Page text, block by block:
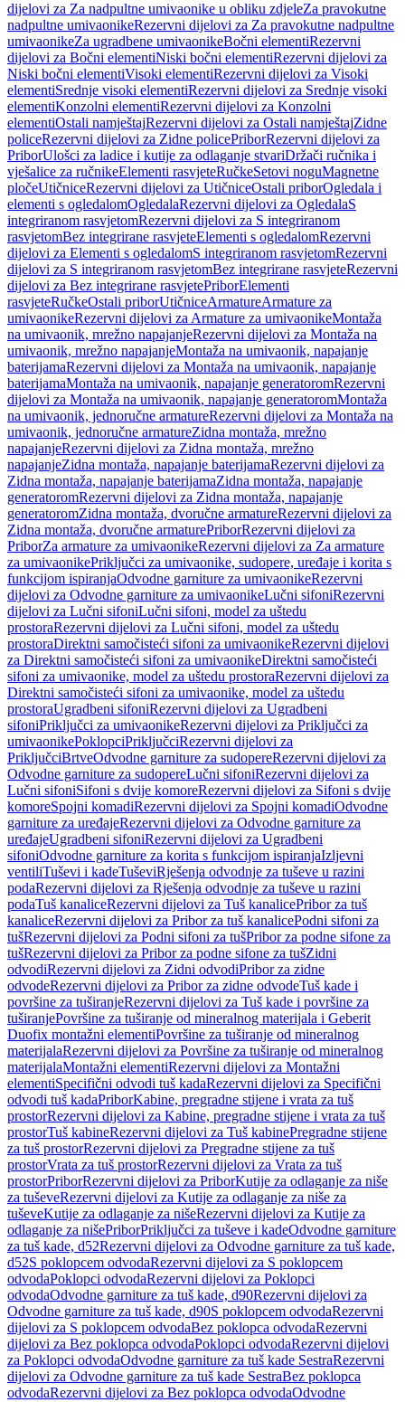
dijelovi za Za nadpultne umivaonike u obliku zdjeleZa pravokutne
nadpultne umivaonikeRezervni dijelovi za Za pravokutne nadpultne
umivaonikeZa ugradbene umivaonikeBočni elementiRezervni
dijelovi za Bočni elementiNiski bočni elementiRezervni dijelovi za
Niski bočni elementiVisoki elementiRezervni dijelovi za Visoki
elementiSrednje visoki elementiRezervni dijelovi za Srednje visoki
elementiKonzolni elementiRezervni dijelovi za Konzolni
elementiOstali namještajRezervni dijelovi za Ostali namještajZidne
policeRezervni dijelovi za Zidne policePriborRezervni dijelovi za
PriborUlošci za ladice i kutije za odlaganje stvariDržači ručnika i
vješalice za ručnikeElementi rasvjeteRučkeSetovi noguMagnetne
pločeUtičniceRezervni dijelovi za UtičniceOstali priborOgledala i
elementi s ogledalomOgledalaRezervni dijelovi za OgledalaS
integriranom rasvjetomRezervni dijelovi za S integriranom
rasvjetomBez integrirane rasvjeteElementi s ogledalomRezervni
dijelovi za Elementi s ogledalomS integriranom rasvjetomRezervni
dijelovi za S integriranom rasvjetomBez integrirane rasvjeteRezervni
dijelovi za Bez integrirane rasvjetePriborElementi
rasvjeteRučkeOstali priborUtičniceArmatureArmature za
umivaonikeRezervni dijelovi za Armature za umivaonikeMontaža
na umivaonik, mrežno napajanjeRezervni dijelovi za Montaža na
umivaonik, mrežno napajanjeMontaža na umivaonik, napajanje
baterijamaRezervni dijelovi za Montaža na umivaonik, napajanje
baterijamaMontaža na umivaonik, napajanje generatoromRezervni
dijelovi za Montaža na umivaonik, napajanje generatoromMontaža
na umivaonik, jednoručne armatureRezervni dijelovi za Montaža na
umivaonik, jednoručne armatureZidna montaža, mrežno
napajanjeRezervni dijelovi za Zidna montaža, mrežno
napajanjeZidna montaža, napajanje baterijamaRezervni dijelovi za
Zidna montaža, napajanje baterijamaZidna montaža, napajanje
generatoromRezervni dijelovi za Zidna montaža, napajanje
generatoromZidna montaža, dvoručne armatureRezervni dijelovi za
Zidna montaža, dvoručne armaturePriborRezervni dijelovi za
PriborZa armature za umivaonikeRezervni dijelovi za Za armature
za umivaonikePriključci za umivaonike, sudopere, uređaje i korita s
funkcijom ispiranjaOdvodne garniture za umivaonikeRezervni
dijelovi za Odvodne garniture za umivaonikeLučni sifoniRezervni
dijelovi za Lučni sifoniLučni sifoni, model za uštedu
prostoraRezervni dijelovi za Lučni sifoni, model za uštedu
prostoraDirektni samočisteći sifoni za umivaonikeRezervni dijelovi
za Direktni samočisteći sifoni za umivaonikeDirektni samočisteći
sifoni za umivaonike, model za uštedu prostoraRezervni dijelovi za
Direktni samočisteći sifoni za umivaonike, model za uštedu
prostoraUgradbeni sifoniRezervni dijelovi za Ugradbeni
sifoniPriključci za umivaonikeRezervni dijelovi za Priključci za
umivaonikePoklopciPriključciRezervni dijelovi za
PriključciBrtveOdvodne garniture za sudopereRezervni dijelovi za
Odvodne garniture za sudopereLučni sifoniRezervni dijelovi za
Lučni sifoniSifoni s dvije komoreRezervni dijelovi za Sifoni s dvije
komoreSpojni komadiRezervni dijelovi za Spojni komadiOdvodne
garniture za uređajeRezervni dijelovi za Odvodne garniture za
uređajeUgradbeni sifoniRezervni dijelovi za Ugradbeni
sifoniOdvodne garniture za korita s funkcijom ispiranjaIzljevni
ventiliTuševi i kadeTuševiRješenja odvodnje za tuševe u razini
podaRezervni dijelovi za Rješenja odvodnje za tuševe u razini
podaTuš kanaliceRezervni dijelovi za Tuš kanalicePribor za tuš
kanaliceRezervni dijelovi za Pribor za tuš kanalicePodni sifoni za
tušRezervni dijelovi za Podni sifoni za tušPribor za podne sifone za
tušRezervni dijelovi za Pribor za podne sifone za tušZidni
odvodiRezervni dijelovi za Zidni odvodiPribor za zidne
odvodeRezervni dijelovi za Pribor za zidne odvodeTuš kade i
površine za tuširanjeRezervni dijelovi za Tuš kade i površine za
tuširanjePovršine za tuširanje od mineralnog materijala i Geberit
Duofix montažni elementiPovršine za tuširanje od mineralnog
materijalaRezervni dijelovi za Površine za tuširanje od mineralnog
materijalaMontažni elementiRezervni dijelovi za Montažni
elementiSpecifični odvodi tuš kadaRezervni dijelovi za Specifični
odvodi tuš kadaPriborKabine, pregradne stijene i vrata za tuš
prostorRezervni dijelovi za Kabine, pregradne stijene i vrata za tuš
prostorTuš kabineRezervni dijelovi za Tuš kabinePregradne stijene
za tuš prostorRezervni dijelovi za Pregradne stijene za tuš
prostorVrata za tuš prostorRezervni dijelovi za Vrata za tuš
prostorPriborRezervni dijelovi za PriborKutije za odlaganje za niše
za tuševeRezervni dijelovi za Kutije za odlaganje za niše za
tuševeKutije za odlaganje za nišeRezervni dijelovi za Kutije za
odlaganje za nišePriborPriključci za tuševe i kadeOdvodne garniture
za tuš kade, d52Rezervni dijelovi za Odvodne garniture za tuš kade,
d52S poklopcem odvodaRezervni dijelovi za S poklopcem
odvodaPoklopci odvodaRezervni dijelovi za Poklopci
odvodaOdvodne garniture za tuš kade, d90Rezervni dijelovi za
Odvodne garniture za tuš kade, d90S poklopcem odvodaRezervni
dijelovi za S poklopcem odvodaBez poklopca odvodaRezervni
dijelovi za Bez poklopca odvodaPoklopci odvodaRezervni dijelovi
za Poklopci odvodaOdvodne garniture za tuš kade SestraRezervni
dijelovi za Odvodne garniture za tuš kade SestraBez poklopca
odvodaRezervni dijelovi za Bez poklopca odvodaOdvodne